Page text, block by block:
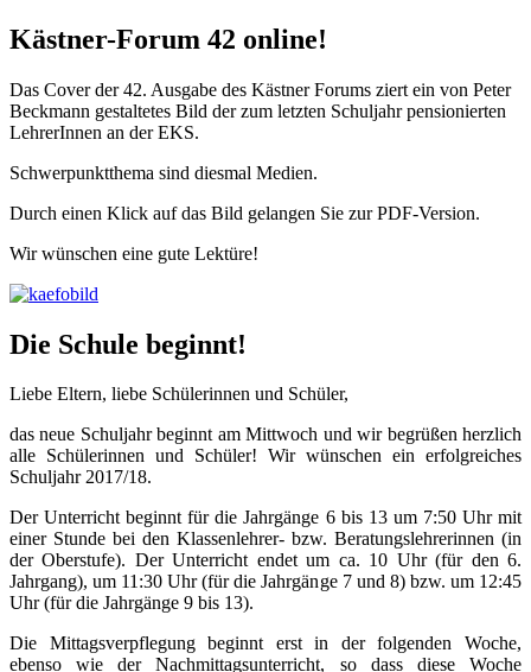
Kästner-Forum 42 online!
Das Cover der 42. Ausgabe des Kästner Forums ziert ein von Peter
Beckmann gestaltetes Bild der zum letzten Schuljahr pensionierten
LehrerInnen an der EKS.
Schwerpunktthema sind diesmal Medien.
Durch einen Klick auf das Bild gelangen Sie zur PDF-Version.
Wir wünschen eine gute Lektüre!
Die Schule beginnt!
Liebe Eltern, liebe Schülerinnen und Schüler,
das neue Schuljahr beginnt am Mittwoch und wir begrüßen herzlich
alle Schülerinnen und Schüler! Wir wünschen ein erfolgreiches
Schuljahr 2017/18.
Der Unterricht beginnt für die Jahrgänge 6 bis 13 um 7:50 Uhr mit
einer Stunde bei den Klassenlehrer- bzw. Beratungslehrerinnen (in
der Oberstufe). Der Unterricht endet um ca. 10 Uhr (für den 6.
Jahrgang), um 11:30 Uhr (für die Jahrgänge 7 und 8) bzw. um 12:45
Uhr (für die Jahrgänge 9 bis 13).
Die Mittagsverpflegung beginnt erst in der folgenden Woche,
ebenso wie der Nachmittagsunterricht, so dass diese Woche